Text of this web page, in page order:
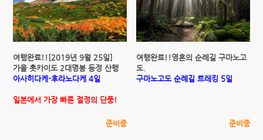
여행완료!![2019년 9월 25일]
가을 홋카이도 2대명봉 등정 산행
아사히다케-후라노다케 4일
일본에서 가장 빠른 절정의 단풍!
준비중
여행완료!!영혼의 순례길 구마노고
도.
구마노고도 순례길 트레킹 5일
준비중